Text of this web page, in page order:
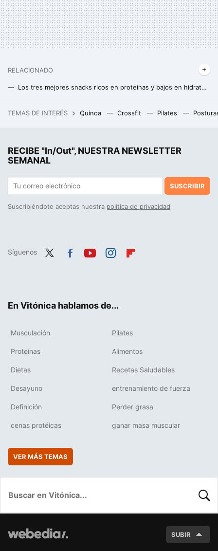
RELACIONADO
Los tres mejores snacks ricos en proteínas y bajos en hidratos que puedes preparar en casa
TEMAS DE INTERÉS Quinoa Crossfit Pilates
RECIBE "In/Out", NUESTRA NEWSLETTER
SEMANAL
SUSCRIBIR
Suscribiéndote aceptas nuestra política de privacidad
Síguenos
En Vitónica hablamos de...
Musculación Pilates
Proteínas Alimentos
Dietas Recetas Saludables
Desayuno entrenamiento de fuerza
Definición Perder grasa
cenas protéicas ganar masa muscular
VER MÁS TEMAS
SUBIR